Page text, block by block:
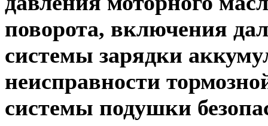
поворота, включения
системы зарядки
неисправности
системы подушки